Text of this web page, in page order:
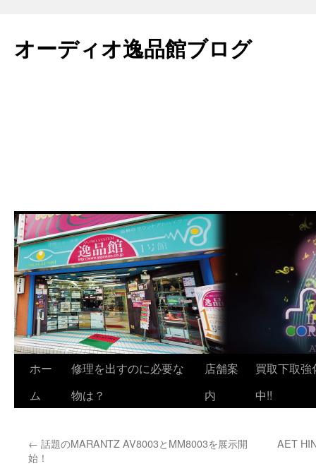
テ
ン
オーディオ逸品館ブログ
ホー
ム
修理を出すのに必要な
物は？
店舗案
内
買取下取強
中!!
← 話題のMARANTZ AV8003とMM8003を展示開
始！
AET